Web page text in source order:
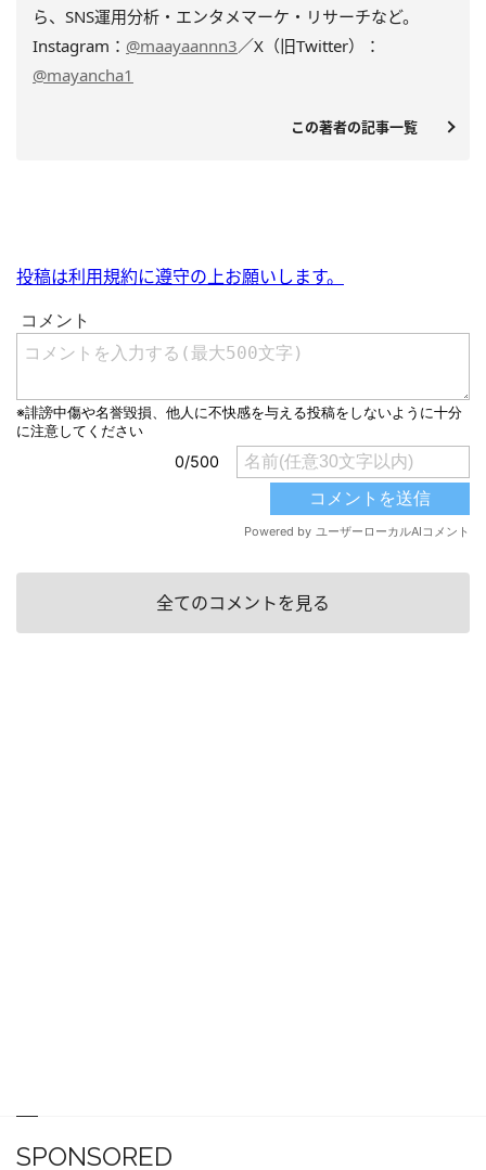
ら、SNS運用分析・エンタメマーケ・リサーチなど。
Instagram： @maayaannn3／X（旧Twitter）：
@mayancha1
この著者の記事一覧
投稿は利用規約に遵守の上お願いします。
全てのコメントを見る
SPONSORED